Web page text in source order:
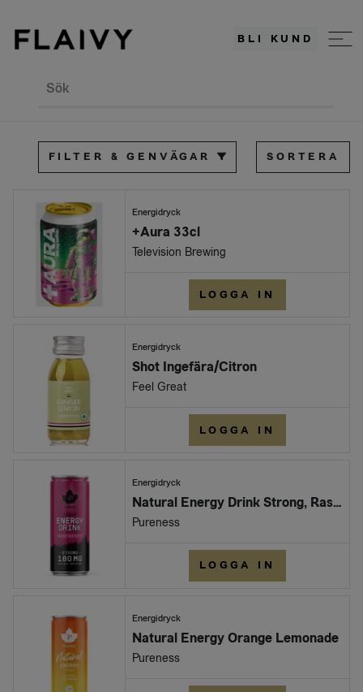
BLI KUND
Sök
FILTER & GENVÄGAR SORTERA
Energidryck
+Aura 33cl
Television Brewing
LOGGA IN
Energidryck
Shot Ingefära/Citron
Feel Great
LOGGA IN
Energidryck
Natural Energy Drink Strong, Raspberry
Pureness
LOGGA IN
Energidryck
Natural Energy Orange Lemonade
Pureness